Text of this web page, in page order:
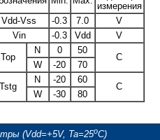
измерения
Vdd-Vss -0.3 7.0
V
Vin -0.3 Vdd V
Top
N 0 50
C
W -20 70
Tstg
N -20 60
C
W -30 80
(Vdd=+5V, Ta=25oC)